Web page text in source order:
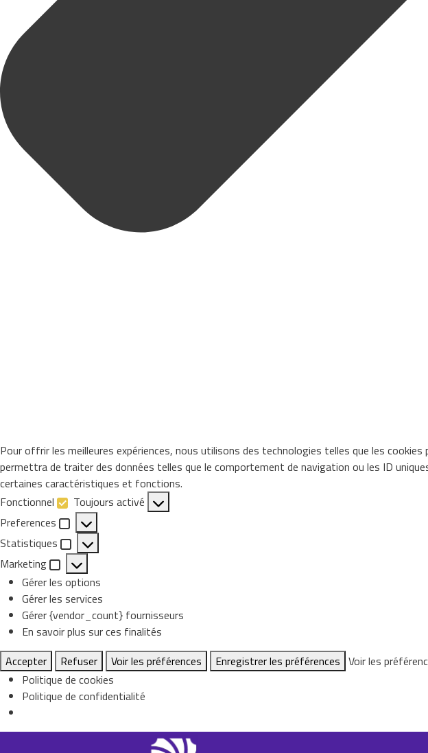
Pour offrir les meilleures expériences, nous utilisons des technologies telles que les
permettra de traiter des données telles que le comportement de navigation ou les ID
certaines caractéristiques et fonctions.
Fonctionnel
Fonctionnel
Toujours activé
Preferences
Preferences
Statistiques
Statistiques
Marketing
Marketing
Gérer les options
Gérer les services
Gérer {vendor_count} fournisseurs
En savoir plus sur ces finalités
Accepter
Refuser Voir les préférences Enregistrer les préférences Voir les
Politique de cookies
Politique de confidentialité